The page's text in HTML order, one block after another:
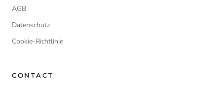
AGB
Datenschutz
Cookie-Richtlinie
CONTACT